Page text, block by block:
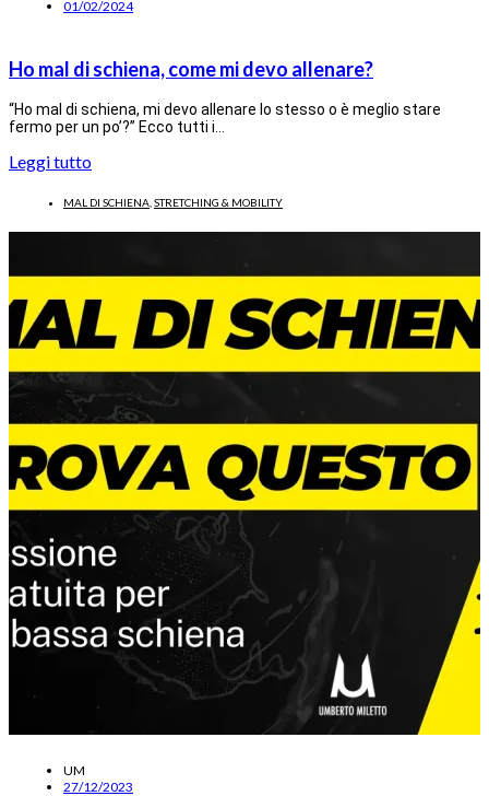
01/02/2024
Ho mal di schiena, come mi devo allenare?
“Ho mal di schiena, mi devo allenare lo stesso o è meglio stare
fermo per un po’?” Ecco tutti i…
Leggi tutto
MAL DI SCHIENA STRETCHING & MOBILITY
UM
27/12/2023